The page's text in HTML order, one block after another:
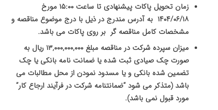
زمان تحویل پاکات پیشنهادی تا ساعت ۱۵:۰۰ مورخ
۱۴۰۴/۰۶/۱۸ به آدرس مندرج در ذیل با درج موضوع مناقصه و
مشخصات کامل مناقصه گر بر روی پاکات می باشد.
میزان سپرده شرکت در مناقصه مبلغ ۱۳,۰۰۰,۰۰۰,۰۰۰ ریال به
صورت چک صیادی ثبت شده یا ضمانت نامه بانکی یا چک
تضمین شده بانکی و یا مسدود نمودن از محل مطالبات می
باشد (متذکر می شود “ضمانتنامه شرکت در فرآیند ارجاع کار”
مورد قبول نمی باشد).